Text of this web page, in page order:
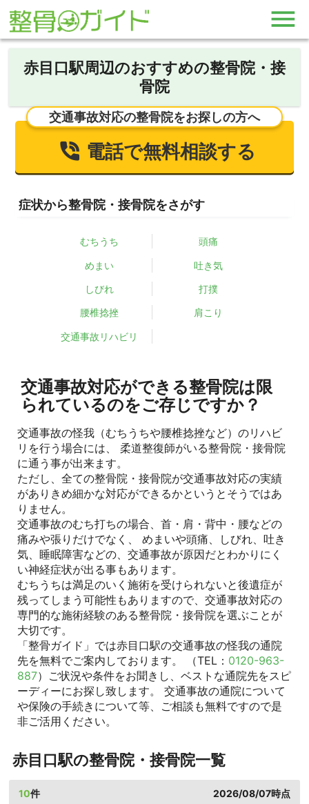
赤目口駅周辺のおすすめの整骨院・接
骨院
交通事故対応の整骨院をお探しの方へ
電話で無料相談する
症状から整骨院・接骨院をさがす
むちうち 頭痛
めまい 吐き気
しびれ 打撲
腰椎捻挫 肩こり
交通事故リハビリ
交通事故対応ができる整骨院は限
られているのをご存じですか？
交通事故の怪我（むちうちや腰椎捻挫など）のリハビ
リを行う場合には、 柔道整復師がいる整骨院・接骨院
に通う事が出来ます。
ただし、全ての整骨院・接骨院が交通事故対応の実績
がありきめ細かな対応ができるかというとそうではあ
りません。
交通事故のむち打ちの場合、首・肩・背中・腰などの
痛みや張りだけでなく、 めまいや頭痛、しびれ、吐き
気、睡眠障害などの、交通事故が原因だとわかりにく
い神経症状が出る事もあります。
むちうちは満足のいく施術を受けられないと後遺症が
残ってしまう可能性もありますので、交通事故対応の
専門的な施術経験のある整骨院・接骨院を選ぶことが
大切です。
「整骨ガイド」では赤目口駅の交通事故の怪我の通院
先を無料でご案内しております。 （TEL： 0120-963-
887）ご状況や条件をお聞きし、ベストな通院先をスピ
ーディーにお探し致します。 交通事故の通院について
や保険の手続きについて等、ご相談も無料ですので是
非ご活用ください。
赤目口駅の整骨院・接骨院一覧
10件 2026/08/07時点